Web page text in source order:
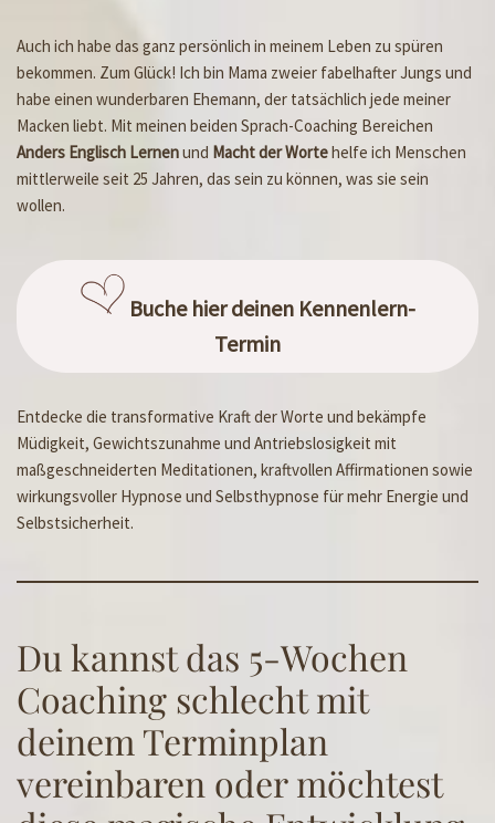
Auch ich habe das ganz persönlich in meinem Leben zu spüren
bekommen. Zum Glück! Ich bin Mama zweier fabelhafter Jungs und
habe einen wunderbaren Ehemann, der tatsächlich jede meiner
Macken liebt. Mit meinen beiden Sprach-Coaching Bereichen
Anders Englisch Lernenund Macht der Wortehelfe ich Menschen
mittlerweile seit 25 Jahren, das sein zu können, was sie sein
wollen.
Buche hier deinen Kennenlern-
Termin
Entdecke die transformative Kraft der Worte und bekämpfe
Müdigkeit, Gewichtszunahme und Antriebslosigkeit mit
maßgeschneiderten Meditationen, kraftvollen Affirmationen sowie
wirkungsvoller Hypnose und Selbsthypnose für mehr Energie und
Selbstsicherheit.
Du kannst das 5-Wochen
Coaching schlecht mit
deinem Terminplan
vereinbaren oder möchtest